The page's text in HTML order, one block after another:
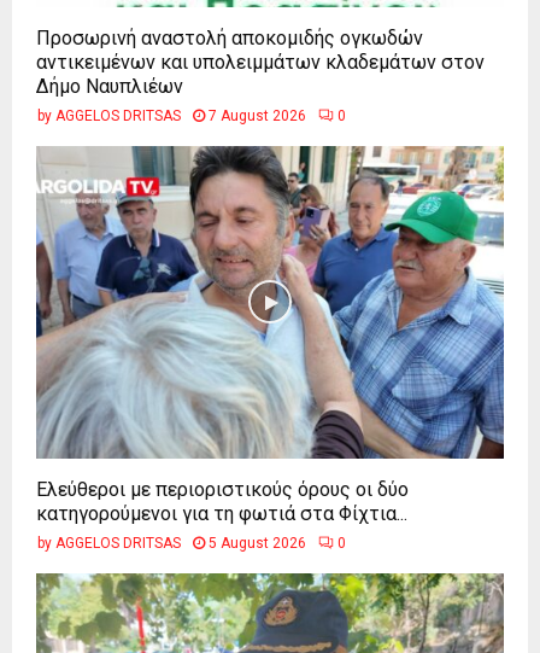
Προσωρινή αναστολή αποκομιδής ογκωδών
αντικειμένων και υπολειμμάτων κλαδεμάτων στον
Δήμο Ναυπλιέων
by AGGELOS DRITSAS 7 August 2026 0
Ελεύθεροι με περιοριστικούς όρους οι δύο
κατηγορούμενοι για τη φωτιά στα Φίχτια...
by AGGELOS DRITSAS 5 August 2026 0